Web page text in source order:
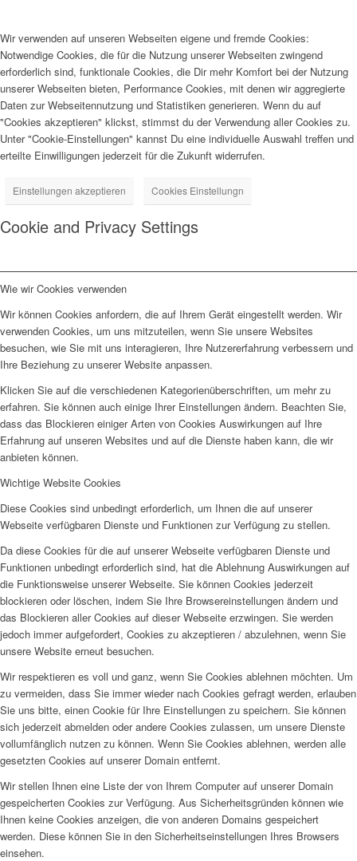
Wir verwenden auf unseren Webseiten eigene und fremde Cookies:
Notwendige Cookies, die für die Nutzung unserer Webseiten zwingend
erforderlich sind, funktionale Cookies, die Dir mehr Komfort bei der Nutzung
unserer Webseiten bieten, Performance Cookies, mit denen wir aggregierte
Daten zur Webseitennutzung und Statistiken generieren. Wenn du auf
"Cookies akzeptieren" klickst, stimmst du der Verwendung aller Cookies zu.
Unter "Cookie-Einstellungen" kannst Du eine individuelle Auswahl treffen und
erteilte Einwilligungen jederzeit für die Zukunft widerrufen.
Einstellungen akzeptieren Cookies Einstellungn
Cookie and Privacy Settings
Wie wir Cookies verwenden
Wir können Cookies anfordern, die auf Ihrem Gerät eingestellt werden. Wir
verwenden Cookies, um uns mitzuteilen, wenn Sie unsere Websites
besuchen, wie Sie mit uns interagieren, Ihre Nutzererfahrung verbessern und
Ihre Beziehung zu unserer Website anpassen.
Klicken Sie auf die verschiedenen Kategorienüberschriften, um mehr zu
erfahren. Sie können auch einige Ihrer Einstellungen ändern. Beachten Sie,
dass das Blockieren einiger Arten von Cookies Auswirkungen auf Ihre
Erfahrung auf unseren Websites und auf die Dienste haben kann, die wir
anbieten können.
Wichtige Website Cookies
Diese Cookies sind unbedingt erforderlich, um Ihnen die auf unserer
Webseite verfügbaren Dienste und Funktionen zur Verfügung zu stellen.
Da diese Cookies für die auf unserer Webseite verfügbaren Dienste und
Funktionen unbedingt erforderlich sind, hat die Ablehnung Auswirkungen auf
die Funktionsweise unserer Webseite. Sie können Cookies jederzeit
blockieren oder löschen, indem Sie Ihre Browsereinstellungen ändern und
das Blockieren aller Cookies auf dieser Webseite erzwingen. Sie werden
jedoch immer aufgefordert, Cookies zu akzeptieren / abzulehnen, wenn Sie
unsere Website erneut besuchen.
Wir respektieren es voll und ganz, wenn Sie Cookies ablehnen möchten. Um
zu vermeiden, dass Sie immer wieder nach Cookies gefragt werden, erlauben
Sie uns bitte, einen Cookie für Ihre Einstellungen zu speichern. Sie können
sich jederzeit abmelden oder andere Cookies zulassen, um unsere Dienste
vollumfänglich nutzen zu können. Wenn Sie Cookies ablehnen, werden alle
gesetzten Cookies auf unserer Domain entfernt.
Wir stellen Ihnen eine Liste der von Ihrem Computer auf unserer Domain
gespeicherten Cookies zur Verfügung. Aus Sicherheitsgründen können wie
Ihnen keine Cookies anzeigen, die von anderen Domains gespeichert
werden. Diese können Sie in den Sicherheitseinstellungen Ihres Browsers
einsehen.